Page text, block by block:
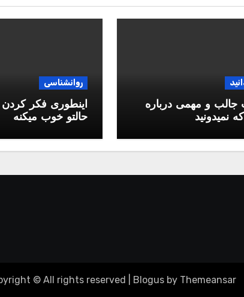
جالب و مهمی درباره
نمیدونید
روانشناسی
اینطوری فکر کردن
حالتو خوب میکنه
© All rights reserved Blogus by Themeansar